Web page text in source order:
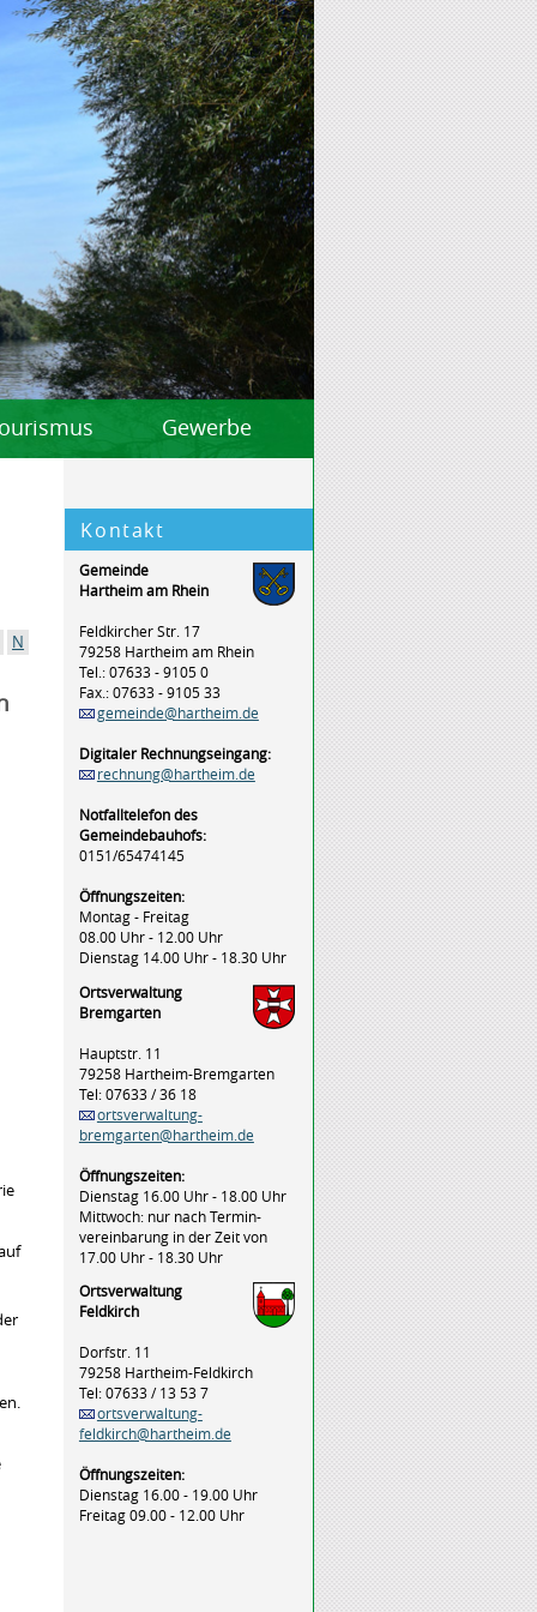
Gewerbe
N
Kontakt
Gemeinde
Hartheim am Rhein
Feldkircher Str. 17
79258 Hartheim am Rhein
Tel.: 07633 - 9105 0
Fax.: 07633 - 9105 33
gemeinde@hartheim.de
Digitaler Rechnungseingang:
rechnung@hartheim.de
Notfalltelefon des
Gemeindebauhofs:
0151/65474145
Öffnungszeiten:
Montag - Freitag
08.00 Uhr - 12.00 Uhr
Dienstag 14.00 Uhr - 18.30 Uhr
Ortsverwaltung
Bremgarten
Hauptstr. 11
79258 Hartheim-Bremgarten
Tel: 07633 / 36 18
ortsverwaltung-
bremgarten@hartheim.de
Öffnungszeiten:
Dienstag 16.00 Uhr - 18.00 Uhr
Mittwoch: nur nach Termin-
vereinbarung in der Zeit von
17.00 Uhr - 18.30 Uhr
Ortsverwaltung
Feldkirch
Dorfstr. 11
79258 Hartheim-Feldkirch
Tel: 07633 / 13 53 7
ortsverwaltung-
feldkirch@hartheim.de
Öffnungszeiten:
Dienstag 16.00 - 19.00 Uhr
Freitag 09.00 - 12.00 Uhr